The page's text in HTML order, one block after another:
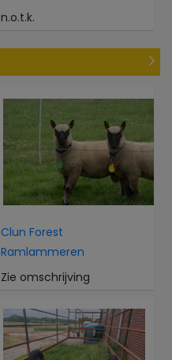
n.o.t.k.
Clun Forest
Ramlammeren
Zie omschrijving